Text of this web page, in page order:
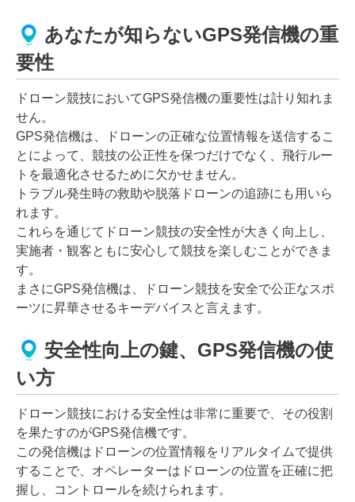
あなたが知らないGPS発信機の重
要性
ドローン競技においてGPS発信機の重要性は計り知れま
せん。
GPS発信機は、ドローンの正確な位置情報を送信するこ
とによって、競技の公正性を保つだけでなく、飛行ルー
トを最適化させるために欠かせません。
トラブル発生時の救助や脱落ドローンの追跡にも用いら
れます。
これらを通じてドローン競技の安全性が大きく向上し、
実施者・観客ともに安心して競技を楽しむことができま
す。
まさにGPS発信機は、ドローン競技を安全で公正なスポ
ーツに昇華させるキーデバイスと言えます。
安全性向上の鍵、GPS発信機の使
い方
ドローン競技における安全性は非常に重要で、その役割
を果たすのがGPS発信機です。
この発信機はドローンの位置情報をリアルタイムで提供
することで、オペレーターはドローンの位置を正確に把
握し、コントロールを続けられます。